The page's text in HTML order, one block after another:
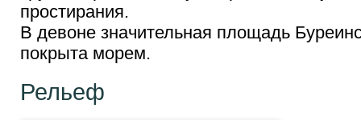
простирания.
В девоне значительная площадь
покрыта морем.
Рельеф